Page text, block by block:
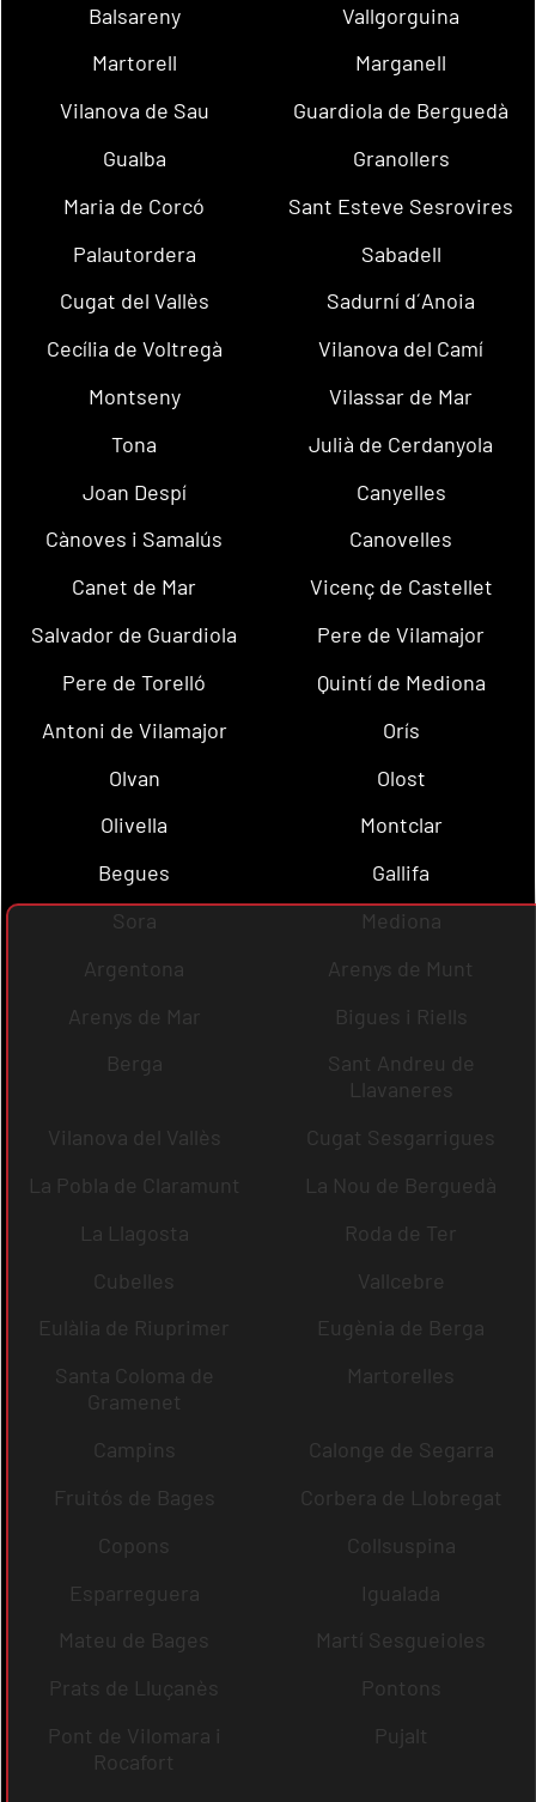
Balsareny
Vallgorguina
Martorell
Marganell
Vilanova de Sau
Guardiola de Berguedà
Gualba
Granollers
Maria de Corcó
Sant Esteve Sesrovires
Palautordera
Sabadell
Cugat del Vallès
Sadurní d´Anoia
Cecília de Voltregà
Vilanova del Camí
Montseny
Vilassar de Mar
Tona
Julià de Cerdanyola
Joan Despí
Canyelles
Cànoves i Samalús
Canovelles
Canet de Mar
Vicenç de Castellet
Salvador de Guardiola
Pere de Vilamajor
Pere de Torelló
Quintí de Mediona
Antoni de Vilamajor
Orís
Olvan
Olost
Olivella
Montclar
Begues
Gallifa
Sora
Mediona
Argentona
Arenys de Munt
Arenys de Mar
Bigues i Riells
Berga
Sant Andreu de
Llavaneres
Vilanova del Vallès
Cugat Sesgarrigues
La Pobla de Claramunt
La Nou de Berguedà
La Llagosta
Roda de Ter
Cubelles
Vallcebre
Eulàlia de Riuprimer
Eugènia de Berga
Santa Coloma de
Gramenet
Martorelles
Campins
Calonge de Segarra
Fruitós de Bages
Corbera de Llobregat
Copons
Collsuspina
Esparreguera
Igualada
Mateu de Bages
Martí Sesgueioles
Prats de Lluçanès
Pontons
Pont de Vilomara i
Rocafort
Pujalt